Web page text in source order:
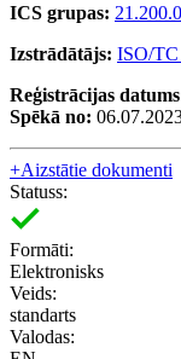
ICS grupas:
Izstrādātājs: ISO/TC
Reģistrācijas
Spēkā no:
+Aizstātie dokumenti
Statuss:
Formāti:
Elektronisks
Veids:
standarts
Valodas: